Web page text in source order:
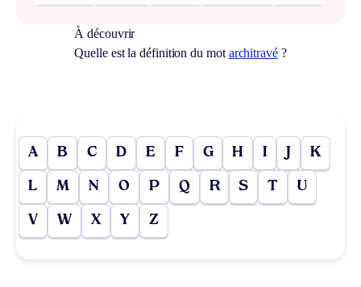
À découvrir
Quelle est la définition du mot architravé?
A B C D E F G H I J K
L M N O P Q R S T U
V W X Y Z